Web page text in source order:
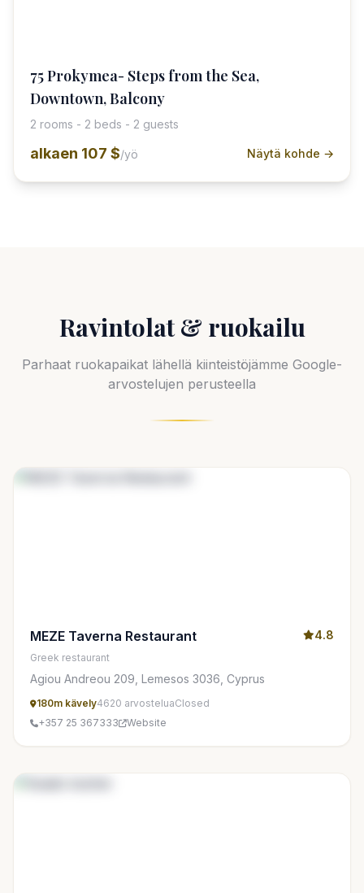
75 Prokymea- Steps from the Sea,
Downtown, Balcony
2 rooms - 2 beds - 2 guests
alkaen 107 $/yö Näytä kohde →
Ravintolat & ruokailu
Parhaat ruokapaikat lähellä kiinteistöjämme Google-
arvostelujen perusteella
MEZE Taverna Restaurant 4.8
Greek restaurant
Agiou Andreou 209, Lemesos 3036, Cyprus
180m kävely4620 arvosteluaClosed
+357 25 367333
Website